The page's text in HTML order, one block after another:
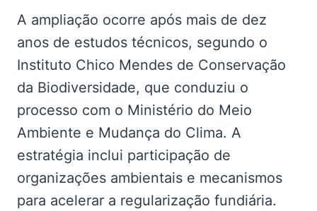
A ampliação ocorre após mais de dez
anos de estudos técnicos, segundo o
Instituto Chico Mendes de Conservação
da Biodiversidade, que conduziu o
processo com o Ministério do Meio
Ambiente e Mudança do Clima. A
estratégia inclui participação de
organizações ambientais e mecanismos
para acelerar a regularização fundiária.